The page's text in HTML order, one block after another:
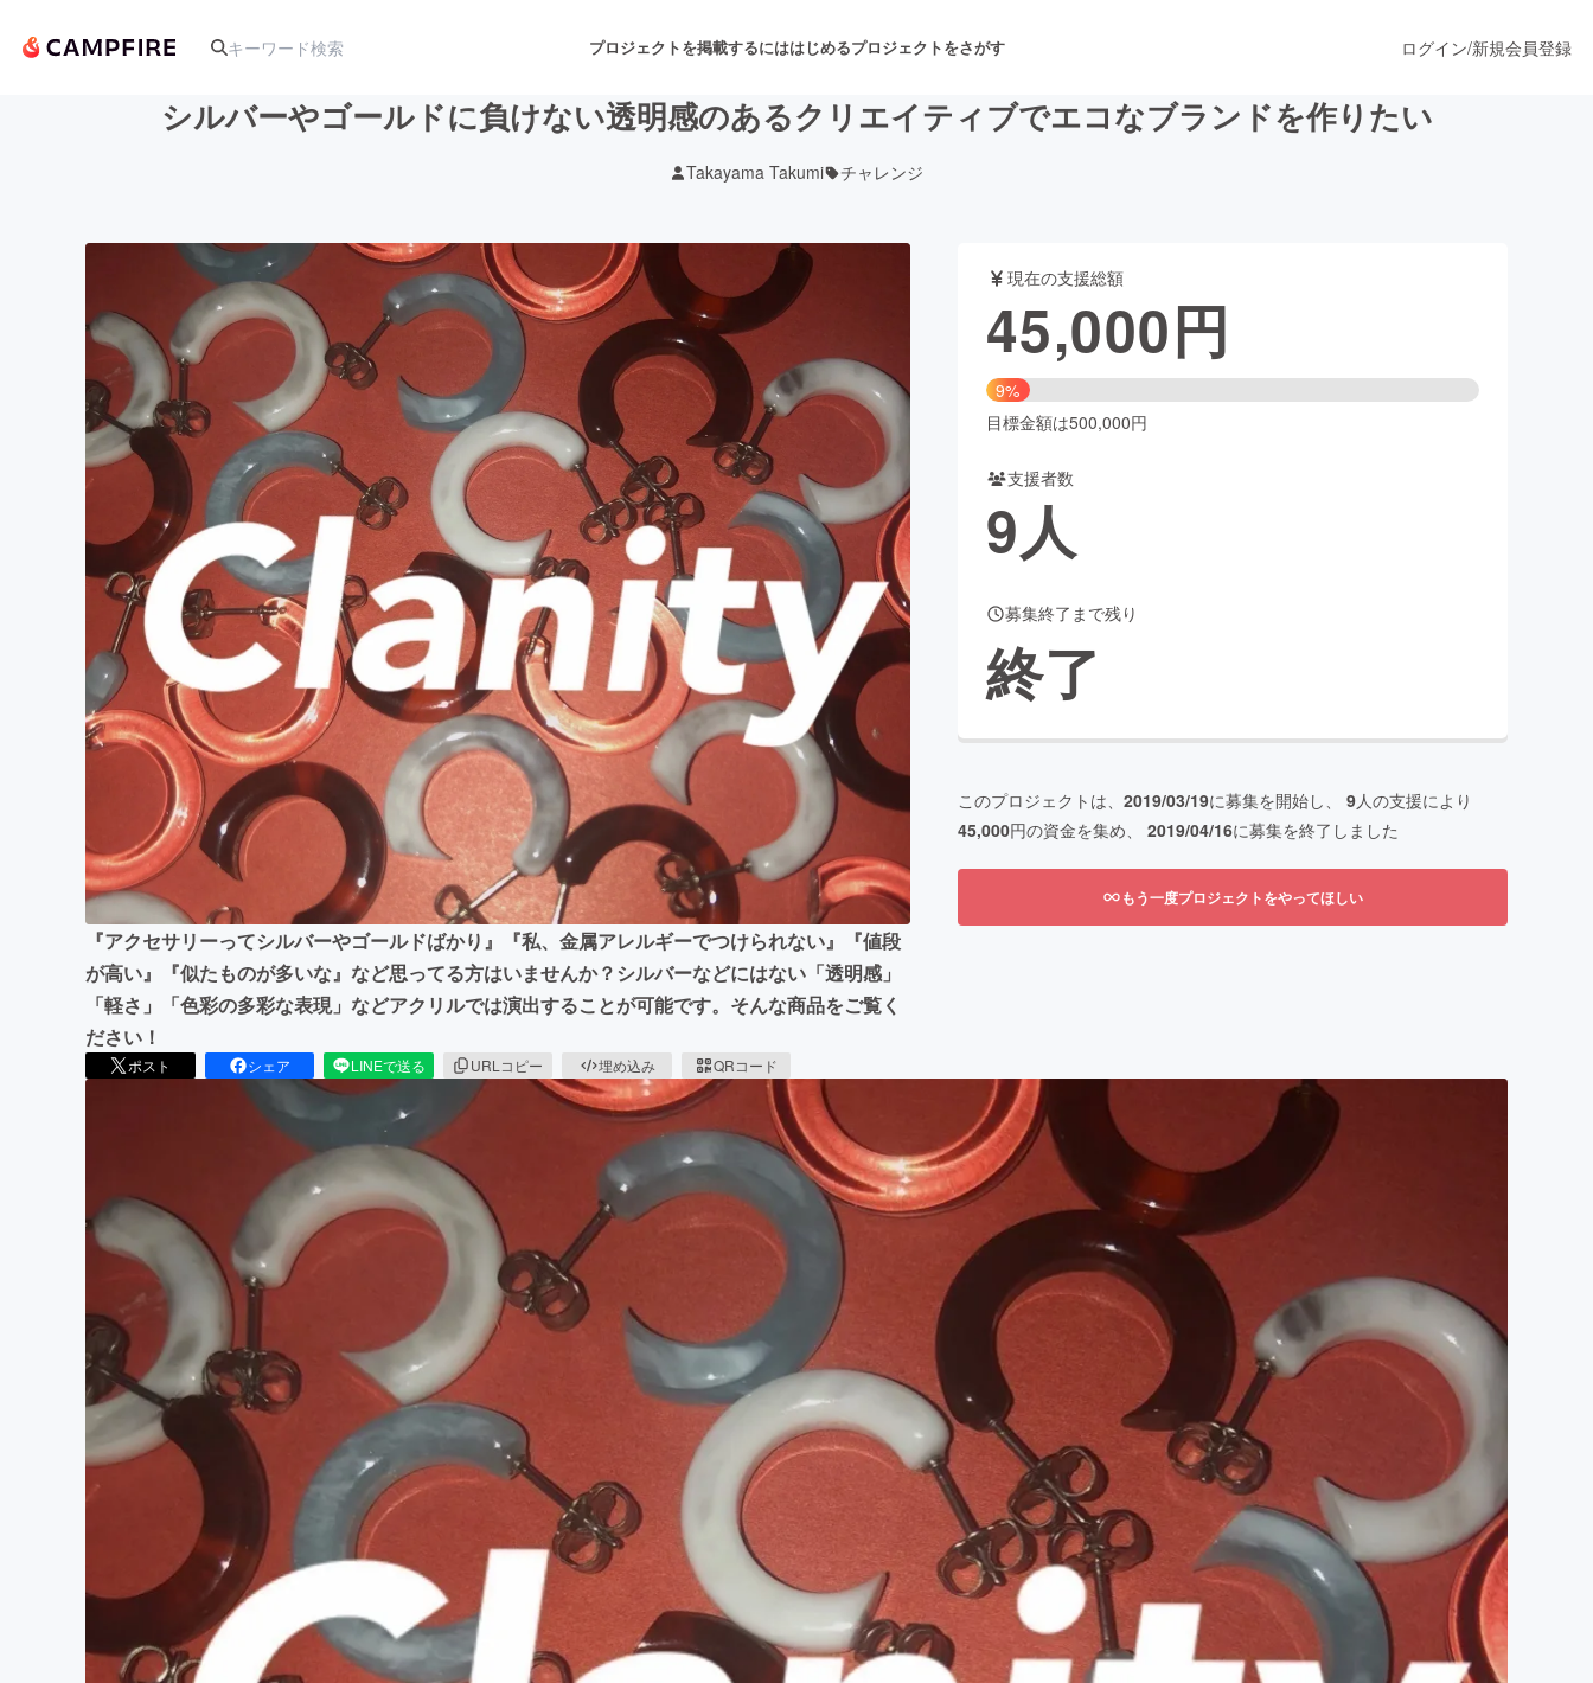
プロジェクトを掲載するにははじめるプロジェクトをさがす
アート・写真 音楽 舞台・パフォーマンス
テクノロジー・ガジェット ゲーム・サービス開発 ファッション
映像・映画 書籍・雑誌出版 アニメ・漫画
ビジネス・起業 チャレンジ ビューティー・ヘルスケア
まちづくり・地域活性化
CAMPFIRE for Social GoodCAMPFIRE Creation
CAMPFIREふるさと納税
machi-ya コミュニティ
ログイン/新規会員登録
シルバーやゴールドに負けない透明感のあるクリエイティブでエコなブランドを作りたい
Takayama Takumi チャレンジ
『アクセサリーってシルバーやゴールドばかり』『私、金属アレルギーでつけられない』『値段
が高い』『似たものが多いな』など思ってる方はいませんか？シルバーなどにはない「透明感」
「軽さ」「色彩の多彩な表現」などアクリルでは演出することが可能です。そんな商品をご覧く
ださい！
ポスト シェア LINEで送る URLコピー 埋め込み QRコード
現在の支援総額
45,000円
9%
目標金額は500,000円
支援者数
9人
募集終了まで残り
終了
このプロジェクトは、 2019/03/19に募集を開始し、 9人の支援により
45,000円の資金を集め、 2019/04/16に募集を終了しました
もう一度プロジェクトをやってほしい